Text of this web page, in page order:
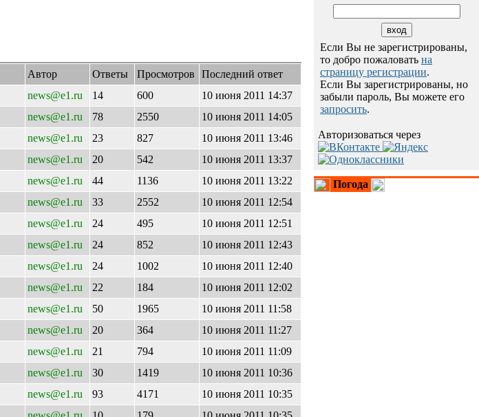
Автор Ответы Просмотров
Последний ответ
news@e1.ru 14 600
10 июня 2011 14:37
news@e1.ru 78 2550
10 июня 2011 14:05
news@e1.ru 23 827
10 июня 2011 13:46
news@e1.ru 20 542
10 июня 2011 13:37
news@e1.ru 44 1136
10 июня 2011 13:22
news@e1.ru 33 2552
10 июня 2011 12:54
news@e1.ru 24 495
10 июня 2011 12:51
news@e1.ru 24 852
10 июня 2011 12:43
news@e1.ru 24 1002
10 июня 2011 12:40
news@e1.ru 22 184
10 июня 2011 12:02
news@e1.ru 50 1965
10 июня 2011 11:58
news@e1.ru 20 364
10 июня 2011 11:27
news@e1.ru 21 794
10 июня 2011 11:09
news@e1.ru 30 1419
10 июня 2011 10:36
news@e1.ru 93 4171
10 июня 2011 10:35
Если Вы не зарегистрированы,
то добро пожаловать на
страницу регистрации.
Если Вы зарегистрированы, но
забыли пароль, Вы можете его
запросить.
Авторизоваться через
Погода